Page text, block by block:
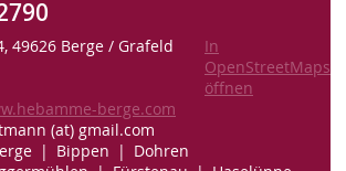
49626 Berge / Grafeld
In
OpenStreetMaps
öffnen
berge.com
(at) gmail.com
Bippen
Dohren